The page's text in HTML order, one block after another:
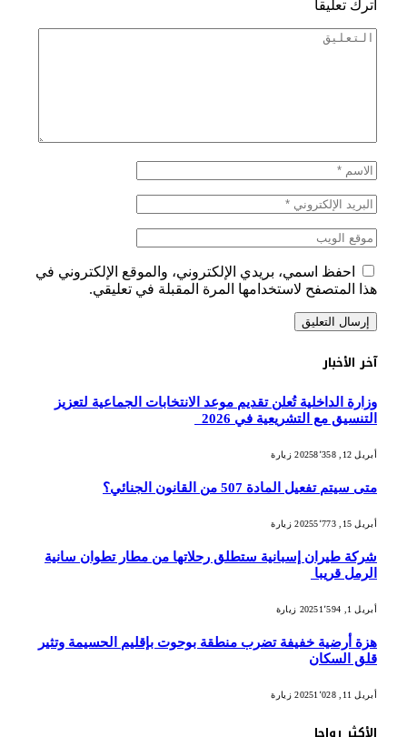
اترك تعليقاً
احفظ اسمي، بريدي الإلكتروني، والموقع الإلكتروني في
هذا المتصفح لاستخدامها المرة المقبلة في تعليقي.
آخر الأخبار
وزارة الداخلية تُعلن تقديم موعد الانتخابات الجماعية لتعزيز
التنسيق مع التشريعية في 2026
أبريل 12, 2025 8٬358 زيارة
متى سيتم تفعيل المادة 507 من القانون الجنائي؟
أبريل 15, 2025 5٬773 زيارة
شركة طيران إسبانية ستطلق رحلاتها من مطار تطوان سانية
الرمل قريبا
أبريل 1, 2025 1٬594 زيارة
هزة أرضية خفيفة تضرب منطقة بوحوت بإقليم الحسيمة وتثير
قلق السكان
أبريل 11, 2025 1٬028 زيارة